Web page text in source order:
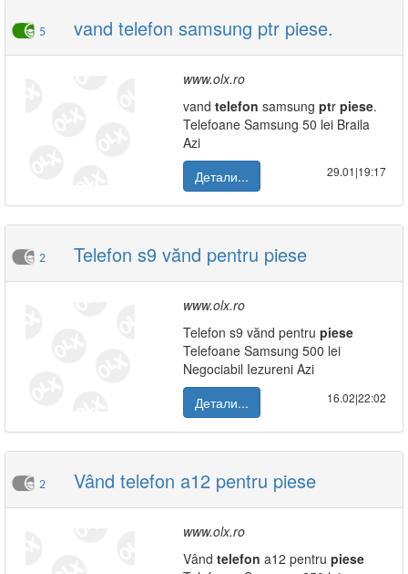
5 vand telefon samsung ptr piese.
www.olx.ro
vand telefon samsung ptr piese.
Telefoane Samsung 50 lei Braila
Azi
Детали...
29.01|19:17
2 Telefon s9 vănd pentru piese
www.olx.ro
Telefon s9 vănd pentru piese
Telefoane Samsung 500 lei
Negociabil Iezureni Azi
Детали...
16.02|22:02
2 Vând telefon a12 pentru piese
www.olx.ro
Vând telefon a12 pentru piese